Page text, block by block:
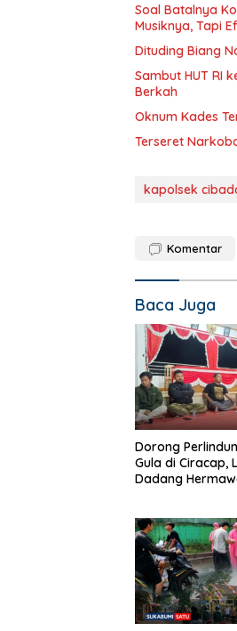
Soal Batalnya
Musiknya, Tapi
Dituding Biang
Sambut HUT RI
Berkah
Oknum Kades
Terseret
kapolsek
Komentar
Baca Juga
Dorong
Gula di Ciracap,
Dadang